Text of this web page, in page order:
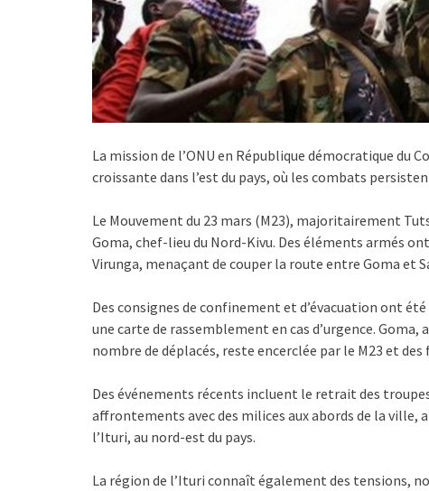
La mission de l’ONU en République démocratique du
croissante dans l’est du pays, où les combats
Le Mouvement du 23 mars (M23), majoritairement
Goma, chef-lieu du Nord-Kivu. Des éléments armés
Virunga, menaçant de couper la route entre Goma et
Des consignes de confinement et d’évacuation ont
une carte de rassemblement en cas d’urgence.
nombre de déplacés, reste encerclée par le M23 et
Des événements récents incluent le retrait des
affrontements avec des milices aux abords de la ville,
l’Ituri, au nord-est du pays.
La région de l’Ituri connaît également des tensions,